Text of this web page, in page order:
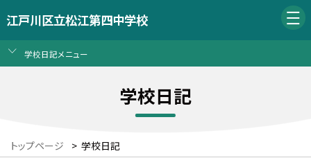
江戸川区立松江第四中学校
学校日記メニュー
学校日記
トップページ > 学校日記